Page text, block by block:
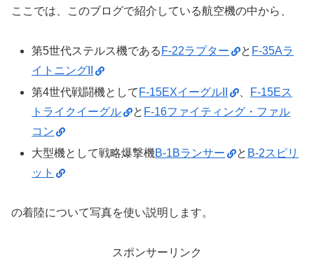
ここでは、このブログで紹介している航空機の中から、
第5世代ステルス機である F-22ラプター と F-35Aラ
イトニングII
第4世代戦闘機として F-15EXイーグルII
F-15Eス
トライクイーグル
と F-16ファイティング・ファル
コン
大型機として戦略爆撃機B-1Bランサー と B-2スピリ
ット
の着陸について写真を使い説明します。
スポンサーリンク